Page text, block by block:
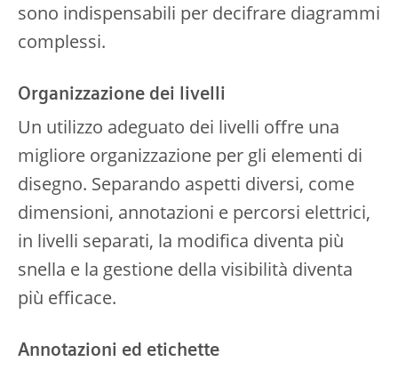
sono indispensabili per decifrare diagrammi
complessi.
Organizzazione dei livelli
Un utilizzo adeguato dei livelli offre una
migliore organizzazione per gli elementi di
disegno. Separando aspetti diversi, come
dimensioni, annotazioni e percorsi elettrici,
in livelli separati, la modifica diventa più
snella e la gestione della visibilità diventa
più efficace.
Annotazioni ed etichette